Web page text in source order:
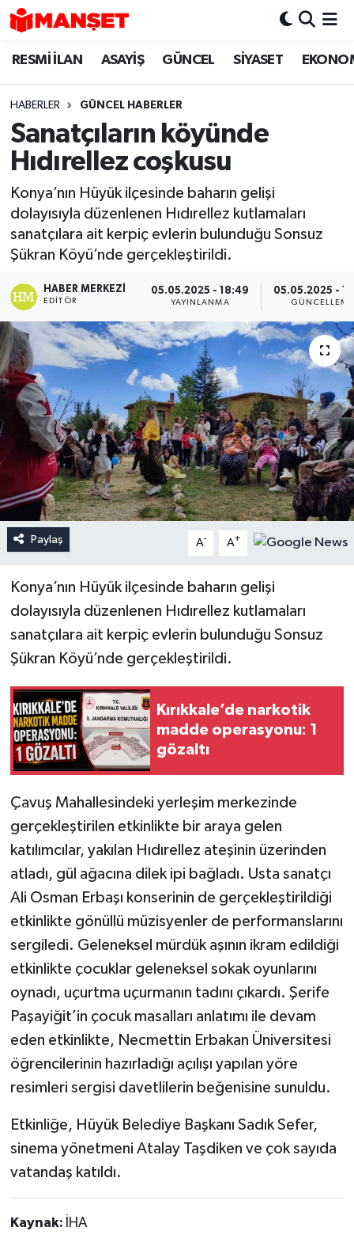
RESMİ İLAN ASAYİŞ GÜNCEL SİYASET
HABERLER GÜNCEL HABERLER
Sanatçıların köyünde
Hıdırellez coşkusu
Konya’nın Hüyük ilçesinde baharın gelişi
dolayısıyla düzenlenen Hıdırellez kutlamaları
sanatçılara ait kerpiç evlerin bulunduğu Sonsuz
Şükran Köyü’nde gerçekleştirildi.
HABER MERKEZI
EDITÖR
05.05.2025 - 18:49
YAYINLANMA
05.05.2025 -
GÜNCELLEME
Paylaş A- A+
Konya’nın Hüyük ilçesinde baharın gelişi
dolayısıyla düzenlenen Hıdırellez kutlamaları
sanatçılara ait kerpiç evlerin bulunduğu Sonsuz
Şükran Köyü’nde gerçekleştirildi.
Kırıkkale’de narkotik
madde operasyonu: 1
gözaltı
Çavuş Mahallesindeki yerleşim merkezinde
gerçekleştirilen etkinlikte bir araya gelen
katılımcılar, yakılan Hıdırellez ateşinin üzerinden
atladı, gül ağacına dilek ipi bağladı. Usta sanatçı
Ali Osman Erbaşı konserinin de gerçekleştirildiği
etkinlikte gönüllü müzisyenler de performanslarını
sergiledi. Geleneksel mürdük aşının ikram edildiği
etkinlikte çocuklar geleneksel sokak oyunlarını
oynadı, uçurtma uçurmanın tadını çıkardı. Şerife
Paşayiğit’in çocuk masalları anlatımı ile devam
eden etkinlikte, Necmettin Erbakan Üniversitesi
öğrencilerinin hazırladığı açılışı yapılan yöre
resimleri sergisi davetlilerin beğenisine sunuldu.
Etkinliğe, Hüyük Belediye Başkanı Sadık Sefer,
sinema yönetmeni Atalay Taşdiken ve çok sayıda
vatandaş katıldı.
Kaynak: İHA
Hava Durumu
Trafik Durumu
Süper Lig Puan Durumu ve Fikstür
Son Dakika Haberleri
Haber Arşivi